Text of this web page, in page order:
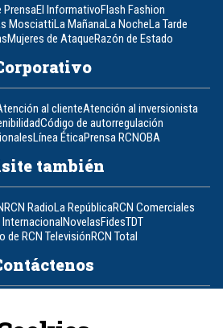
PrensaEl InformativoFlash Fashion
MosciattiLa MañanaLa NocheLa Tarde
Mujeres de AtaqueRazón de Estado
al clienteAtención al inversionista
Código de autorregulación
Línea ÉticaPrensa RCNOBA
también
RCN RadioLa RepúblicaRCN Comerciales
NovelasFidesTDT
de RCN TelevisiónRCN Total